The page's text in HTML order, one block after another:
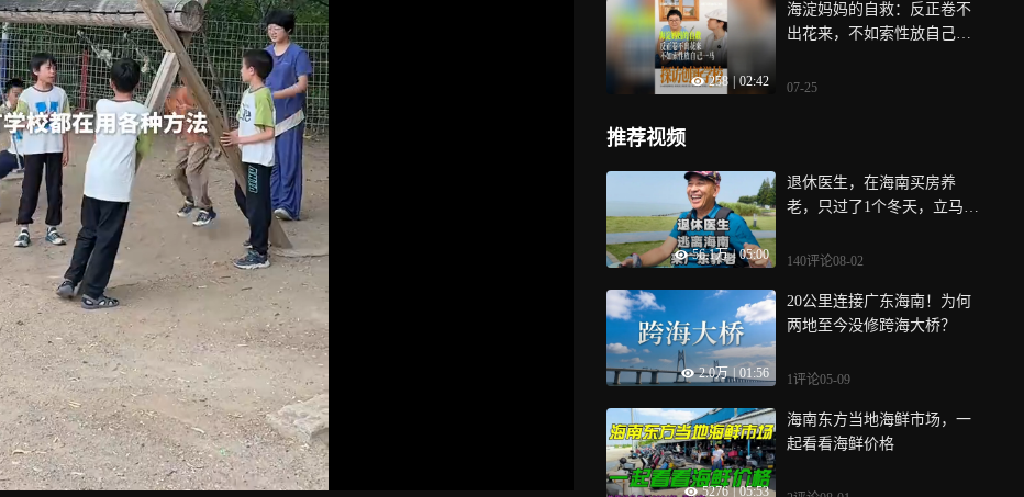
会，就越多， 探校这件事，
门槛很低，谁都能做，所以
抄，但我始终清楚：我到底
教育而发生改变，我曾经也
是一个到处找路的迷茫妈
说，当孩子厌学，休学后，
个选项：要么卷，要么躺，
而这两个选项，一个也不想
不知道路在哪的无助， 当我
把那些还没被看见的教育现
场，带到家长面前，大量家
258 02:42
海淀妈妈的自救：反正卷不
出花来，不如索性放自己一
太多空心的大学生， 这家人
的妈妈，她说，在海淀的时
候，真的是“卷出天际”，孩
一年级，她开始疯狂地给孩
能出门，孩子慢慢不说话
后，这个海淀家庭决定放弃
南，最初也进过一所挺卷的
所小学校，她才觉得：“哦，
这下就对了，”这里小到什么
出每个孩子的名字，家长来
07-25
推荐视频
56.1万 | 05:00
退休医生，在海南买房养
老，只过了1个冬天，立马卖
140评论08-02
2.0万 | 01:56
20公里连接广东海南！为何
两地至今没修跨海大桥？
1评论05-09
5276 | 05:53
海南东方当地海鲜市场，一
起看看海鲜价格